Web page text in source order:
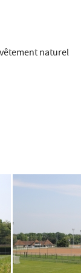
naturel